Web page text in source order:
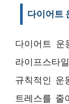
다이어트
다이어트 운
라이프스타
규칙적인 운
트레스를 줄